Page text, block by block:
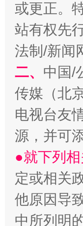
揭开“小金
受贿1.44亿
或更正。
站有权先
法制/新闻
二、 中国/
传媒（北
电视台友
源，并可
●就下列
定或相关
他原因导
中所列明